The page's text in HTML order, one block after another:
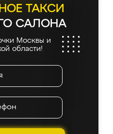
ТАКСИ
САЛОНА
Москвы и
области!